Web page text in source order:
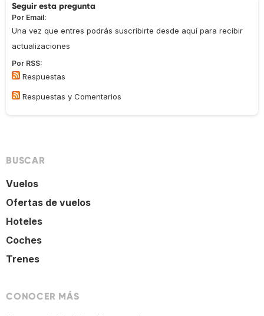
Seguir esta pregunta
Por Email:
Una vez que entres podrás suscribirte desde aquí para recibir
actualizaciones
Por RSS:
Respuestas
Respuestas y Comentarios
BUSCAR
Vuelos
Ofertas de vuelos
Hoteles
Coches
Trenes
CONOCER MÁS